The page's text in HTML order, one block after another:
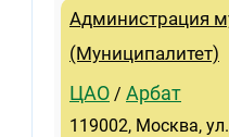
Администрация
(Муниципалитет)
ЦАО / Арбат
119002, Москва,